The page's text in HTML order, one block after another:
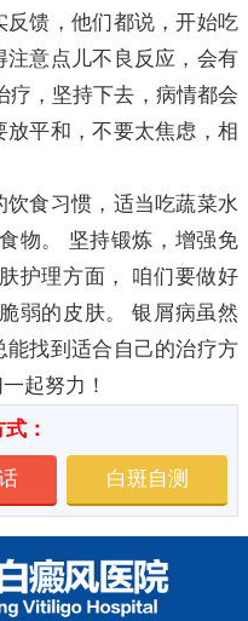
馈，他们都说，开始吃
注意点儿不良反应，会有
疗，坚持下去，病情都会
平和，不要太焦虑，相
食习惯，适当吃蔬菜水
物。 坚持锻炼，增强免
护理方面， 咱们要做好
弱的皮肤。 银屑病虽然
找到适合自己的治疗方
起努力！
：
白斑自测